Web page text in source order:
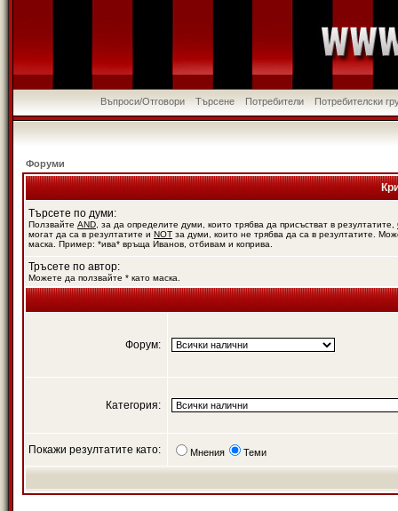
Въпроси/Отговори Търсене Потребители Потребителски
Форуми
Търсете по думи:
Ползвайте AND , за да определите думи, които трябва да присъстват в резултатите,
могат да са в резултатите и NOT за думи, които не трябва да са в резултатите.
маска. Пример: *ива* връща Иванов, отбивам и коприва.
Тръсете по автор:
Можете да ползвайте * като маска.
Форум:
Категория:
Покажи резултатите като: Мнения Теми